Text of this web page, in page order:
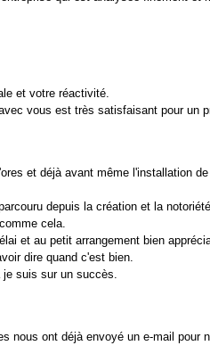
et votre réactivité.
vous est très satisfaisant pour un
et déjà avant même l'installation
depuis la création et la
cela.
et au petit arrangement bien
dire quand c'est bien.
suis sur un succès.
nous ont déjà envoyé un e-mail pour